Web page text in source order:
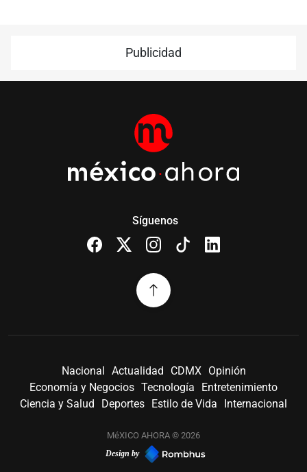
Publicidad
Síguenos
Nacional Actualidad CDMX
Opinión
Economía y Negocios Tecnología
Entretenimiento
Ciencia y Salud
Deportes Estilo de Vida Internacional
MéXICO AHORA © 2026
Design by